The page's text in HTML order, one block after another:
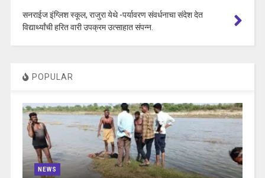
सनराईज इंग्लिश स्कूल, राजुरा येथे -पर्यावरण संवर्धनाचा संदेश देत
विद्यार्थ्यांची हरित वारी उपक्रम उत्साहात संपन्न.
POPULAR
NEWS